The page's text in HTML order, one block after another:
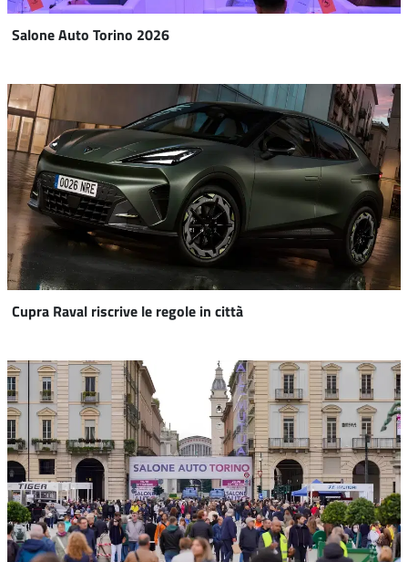
Salone Auto Torino 2026
Cupra Raval riscrive le regole in città